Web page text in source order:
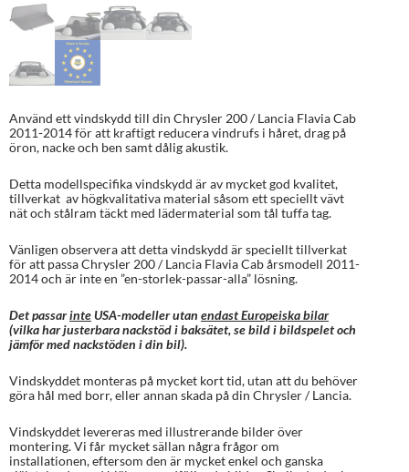
Använd ett vindskydd till din Chrysler 200 / Lancia Flavia Cab
2011-2014 för att kraftigt reducera vindrufs i håret, drag på
öron, nacke och ben samt dålig akustik.
Detta modellspecifika vindskydd är av mycket god kvalitet,
tillverkat av högkvalitativa material såsom ett speciellt vävt
nät och stålram täckt med lädermaterial som tål tuffa tag.
Vänligen observera att detta vindskydd är speciellt tillverkat
för att passa Chrysler 200 / Lancia Flavia Cab årsmodell 2011-
2014 och är inte en ”en-storlek-passar-alla” lösning.
Det passarinteUSA-modeller utan endast Europeiska bilar
(vilka har justerbara nackstöd i baksätet, se bild i bildspelet och
jämför med nackstöden i din bil).
Vindskyddet monteras på mycket kort tid, utan att du behöver
göra hål med borr, eller annan skada på din Chrysler / Lancia.
Vindskyddet levereras med illustrerande bilder över
montering. Vi får mycket sällan några frågor om
installationen, eftersom den är mycket enkel och ganska